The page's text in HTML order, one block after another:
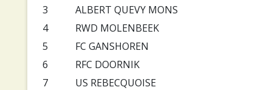
3
ALBERT QUEVY MONS
4
RWD MOLENBEEK
5
FC GANSHOREN
6
RFC DOORNIK
7
US REBECQUOISE